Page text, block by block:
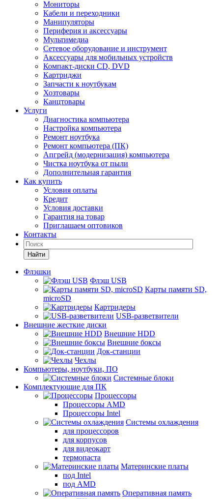
Мониторы
Кабели и переходники
Манипуляторы
Периферия и аксессуары
Мультимедиа
Сетевое оборудование и инструмент
Аксессуары для мобильных устройств
Компакт-диски CD, DVD
Картриджи
Запчасти к ноутбукам
Хозтовары
Канцтовары
Услуги
Диагностика компьютера
Настройка компьютера
Ремонт ноутбука
Ремонт компьютера (ПК)
Апгрейд (модернизация) компьютера
Чистка ноутбука от пыли
Дополнительная гарантия
Как купить
Условия оплаты
Кредит
Условия доставки
Гарантия на товар
Приглашаем оптовиков
Контакты
Найти
Флэшки
Флэш USB
Карты памяти SD,
microSD
Картридеры
USB-разветвители
Внешние жесткие диски
Внешние HDD
Внешние боксы
Док-станции
Чехлы
Компьютеры, ноутбуки, ПО
Системные блоки
Комплектующие для ПК
Процессоры
Процессоры AMD
Процессоры Intel
Системы охлаждения
для процессоров
для корпусов
для видеокарт
термопаста
Материнские платы
под Intel
под AMD
Оперативная память